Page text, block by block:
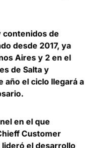
contenidos de
desde 2017, ya
Aires y 2 en el
de Salta y
año el ciclo llegará a
en el que
Customer
lideró el desarrollo